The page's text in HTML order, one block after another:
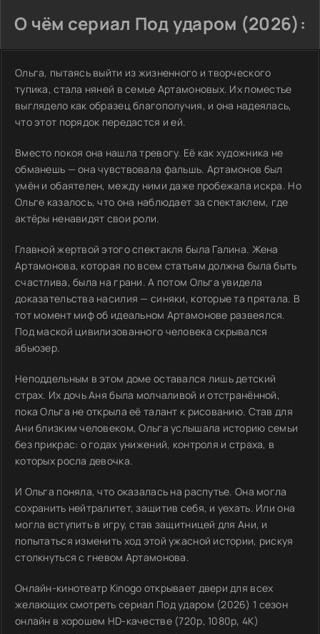
О чём сериал Под ударом (2026):
Ольга, пытаясь выйти из жизненного и творческого
тупика, стала няней в семье Артамоновых. Их поместье
выглядело как образец благополучия, и она надеялась,
что этот порядок передастся и ей.
Вместо покоя она нашла тревогу. Её как художника не
обманешь — она чувствовала фальшь. Артамонов был
умён и обаятелен, между ними даже пробежала искра. Но
Ольге казалось, что она наблюдает за спектаклем, где
актёры ненавидят свои роли.
Главной жертвой этого спектакля была Галина. Жена
Артамонова, которая по всем статьям должна была быть
счастлива, была на грани. А потом Ольга увидела
доказательства насилия — синяки, которые та прятала. В
тот момент миф об идеальном Артамонове развеялся.
Под маской цивилизованного человека скрывался
абьюзер.
Неподдельным в этом доме оставался лишь детский
страх. Их дочь Аня была молчаливой и отстранённой,
пока Ольга не открыла её талант к рисованию. Став для
Ани близким человеком, Ольга услышала историю семьи
без прикрас: о годах унижений, контроля и страха, в
которых росла девочка.
И Ольга поняла, что оказалась на распутье. Она могла
сохранить нейтралитет, защитив себя, и уехать. Или она
могла вступить в игру, став защитницей для Ани, и
попытаться изменить ход этой ужасной истории, рискуя
столкнуться с гневом Артамонова.
Онлайн-кинотеатр Kinogo открывает двери для всех
желающих смотреть сериал Под ударом (2026) 1 сезон
онлайн в хорошем HD-качестве (720p, 1080p, 4K)